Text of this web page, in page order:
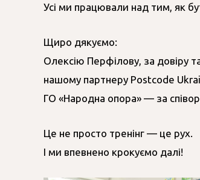
Усі ми працювали над тим, як
Щиро дякуємо:
Олексію Перфілову, за довіру
нашому партнеру Postcode
ГО «Народна опора» — за
Це не просто тренінг — це рух.
І ми впевнено крокуємо далі!